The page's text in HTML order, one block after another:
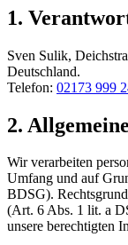
1.
Sven Sulik,
Deutschland.
Telefon: 02173 999
2.
Wir verarbeiten
Umfang und auf
BDSG).
(Art. 6 Abs. 1 lit. a
unsere berechtigten